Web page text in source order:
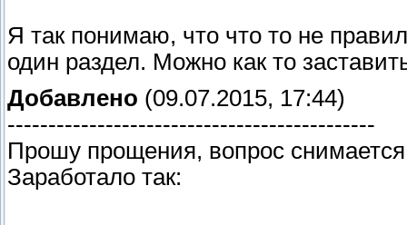
Я так понимаю, что что то не
один раздел. Можно как то
Добавлено (09.07.2015, 17:44)
---------------------------------------------
Прошу прощения, вопрос
Заработало так: